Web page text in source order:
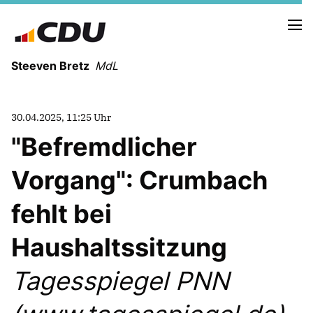
Steeven Bretz MdL
VITA
WAHLKREISBESUCHE
MEIN WAHLKREIS
ZIELE
Redebeiträge
30.04.2025, 11:25 Uhr
"Befremdlicher
Vorgang": Crumbach
fehlt bei
Haushaltssitzung
Tagesspiegel PNN